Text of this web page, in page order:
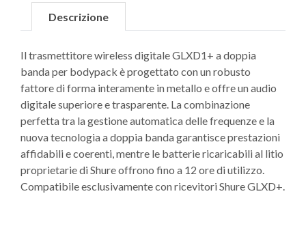
Descrizione
Il trasmettitore wireless digitale GLXD1+ a doppia
banda per bodypack è progettato con un robusto
fattore di forma interamente in metallo e offre un audio
digitale superiore e trasparente. La combinazione
perfetta tra la gestione automatica delle frequenze e la
nuova tecnologia a doppia banda garantisce prestazioni
affidabili e coerenti, mentre le batterie ricaricabili al litio
proprietarie di Shure offrono fino a 12 ore di utilizzo.
Compatibile esclusivamente con ricevitori Shure GLXD+.